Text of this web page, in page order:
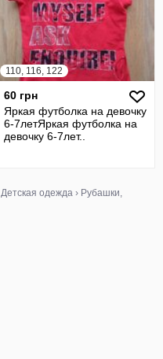
110, 116, 122
60 грн
Яркая футболка на девочку
6-7летЯркая футболка на
девочку 6-7лет..
Детская одежда › Рубашки,